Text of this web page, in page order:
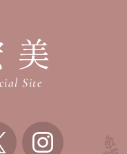
Site